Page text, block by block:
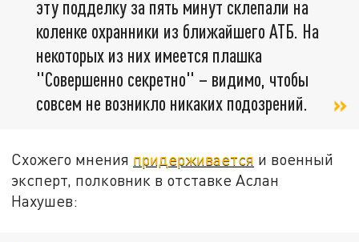
эту подделку за пять минут склепали на
коленке охранники из ближайшего АТБ. На
некоторых из них имеется плашка
"Совершенно секретно" – видимо, чтобы
совсем не возникло никаких подозрений.
Схожего мнения придерживается и военный
эксперт, полковник в отставке Аслан
Нахушев: